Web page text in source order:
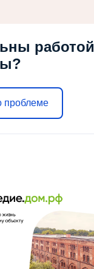
работой
проблеме